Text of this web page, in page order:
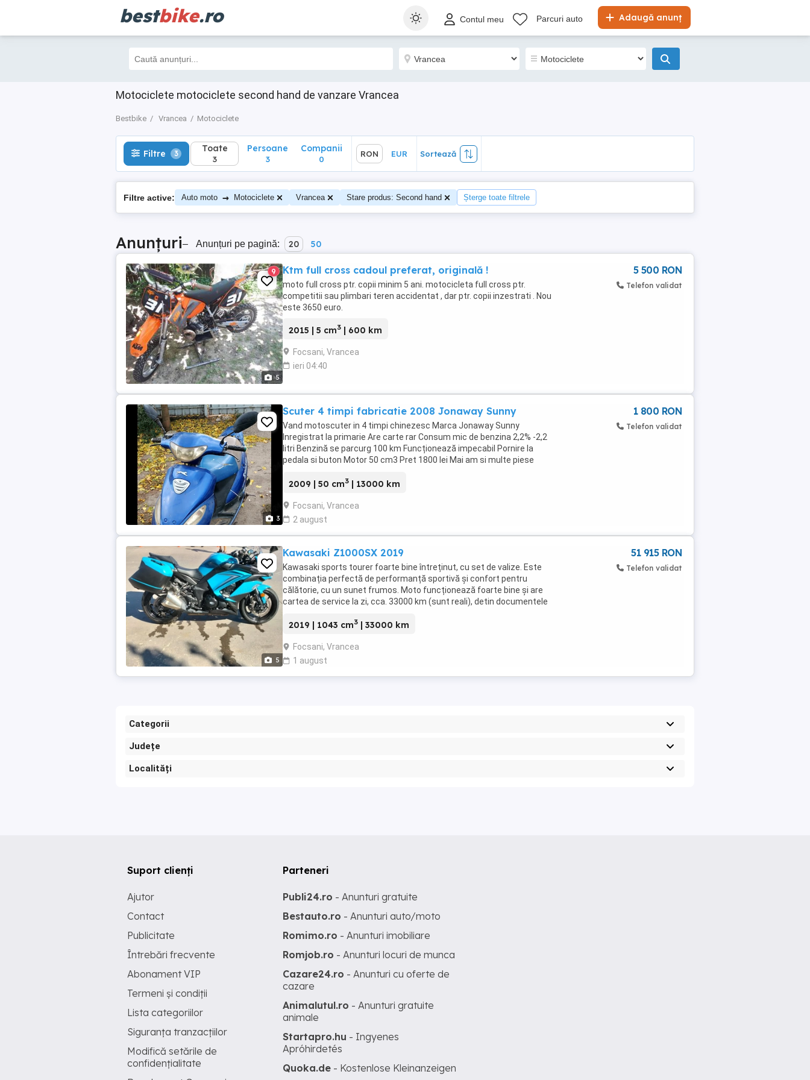
bestbike.ro Adaugă anunț
Contul meu Parcuri auto
Motociclete motociclete second hand de vanzare Vrancea
Bestbike Vrancea Motociclete
Filtre 3 Toate
3
Sortează
Filtre 3 Toate
3
Persoane
3
Companii
0
RON EUR Sortează
Filtre active: Auto moto → Motociclete Vrancea Stare produs: Second hand Șterge toate filtrele
Anunțuri– Anunțuri pe pagină: 20 50
5
9 Ktm full cross cadoul preferat, originală !
moto full cross ptr. copii minim 5 ani. motocicleta full cross ptr.
competitii sau plimbari teren accidentat , dar ptr. copii inzestrati . Nou
este 3650 euro.
2015 | 5 cm3 | 600 km
Focsani, Vrancea
ieri 04:40
5 500 RON
Telefon validat
3
Scuter 4 timpi fabricatie 2008 Jonaway Sunny
Vand motoscuter in 4 timpi chinezesc Marca Jonaway Sunny
Inregistrat la primarie Are carte rar Consum mic de benzina 2,2% -2,2
litri Benzină se parcurg 100 km Funcționează impecabil Pornire la
pedala si buton Motor 50 cm3 Pret 1800 lei Mai am si multe piese
2009 | 50 cm3 | 13000 km
Focsani, Vrancea
2 august
1 800 RON
Telefon validat
5
Kawasaki Z1000SX 2019
Kawasaki sports tourer foarte bine întreținut, cu set de valize. Este
combinația perfectă de performanță sportivă și confort pentru
călătorie, cu un sunet frumos. Moto funcționează foarte bine și are
cartea de service la zi, cca. 33000 km (sunt reali), detin documentele
2019 | 1043 cm3 | 33000 km
Focsani, Vrancea
1 august
51 915 RON
Telefon validat
Categorii
Județe
Localități
Suport clienți
Ajutor
Contact
Publicitate
Întrebări frecvente
Abonament VIP
Termeni și condiții
Lista categoriilor
Siguranța tranzacțiilor
Modifică setările de
confidențialitate
Parteneri
Publi24.ro - Anunturi gratuite
Bestauto.ro - Anunturi auto/moto
Romimo.ro - Anunturi imobiliare
Romjob.ro - Anunturi locuri de munca
Cazare24.ro - Anunturi cu oferte de
cazare
Animalutul.ro - Anunturi gratuite
animale
Startapro.hu - Ingyenes
Apróhirdetés
Quoka.de - Kostenlose Kleinanzeigen